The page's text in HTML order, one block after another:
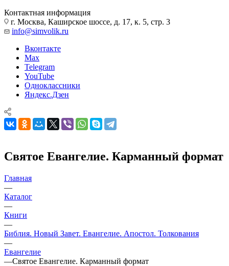
Контактная информация
г. Москва, Каширское шоссе, д. 17, к. 5, стр. 3
info@simvolik.ru
Вконтакте
Max
Telegram
YouTube
Одноклассники
Яндекс.Дзен
Святое Евангелие. Карманный формат
Главная
—
Каталог
—
Книги
—
Библия. Новый Завет. Евангелие. Апостол. Толкования
—
Евангелие
—Святое Евангелие. Карманный формат